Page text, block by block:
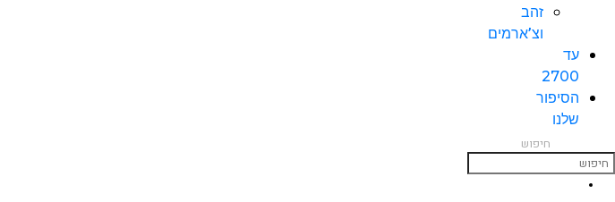
זהב
וצ’ארמים
עד
2700
הסיפור
שלנו
חיפוש